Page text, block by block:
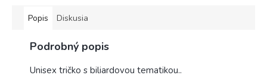
Popis Diskusia
Podrobný popis
Unisex tričko s biliardovou tematikou..